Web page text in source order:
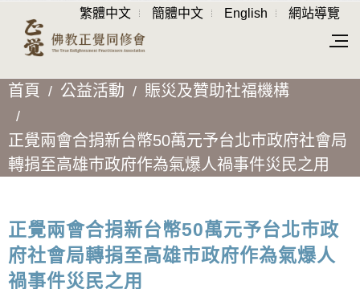
繁體中文 簡體中文 English 網站導覽
首頁 公益活動 賑災及贊助社福機構
正覺兩會合捐新台幣50萬元予台北巿政府社會局
轉捐至高雄巿政府作為氣爆人禍事件災民之用
正覺兩會合捐新台幣50萬元予台北巿政
府社會局轉捐至高雄巿政府作為氣爆人
禍事件災民之用